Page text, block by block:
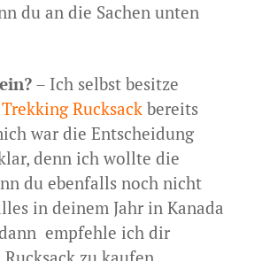
du an die Sachen unten
– Ich selbst besitze
Rucksack bereits
war die Entscheidung
denn ich wollte die
du ebenfalls noch nicht
in deinem Jahr in Kanada
empfehle ich dir